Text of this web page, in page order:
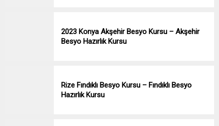
2023 Konya Akşehir Besyo Kursu – Akşehir
Besyo Hazırlık Kursu
Rize Fındıklı Besyo Kursu – Fındıklı Besyo
Hazırlık Kursu